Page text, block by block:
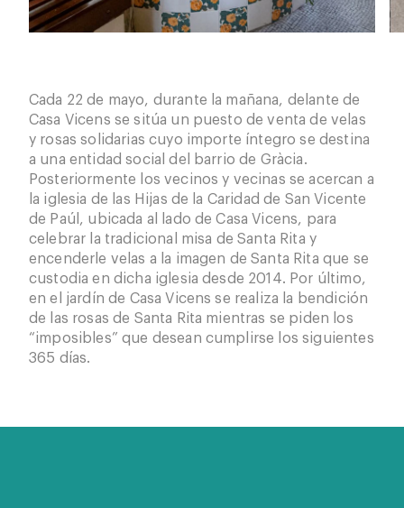
Cada 22 de mayo, durante la mañana, delante de
Casa Vicens se sitúa un puesto de venta de velas
y rosas solidarias cuyo importe íntegro se destina
a una entidad social del barrio de Gràcia.
Posteriormente los vecinos y vecinas se acercan a
la iglesia de las Hijas de la Caridad de San Vicente
de Paúl, ubicada al lado de Casa Vicens, para
celebrar la tradicional misa de Santa Rita y
encenderle velas a la imagen de Santa Rita que se
custodia en dicha iglesia desde 2014. Por último,
en el jardín de Casa Vicens se realiza la bendición
de las rosas de Santa Rita mientras se piden los
“imposibles” que desean cumplirse los siguientes
365 días.